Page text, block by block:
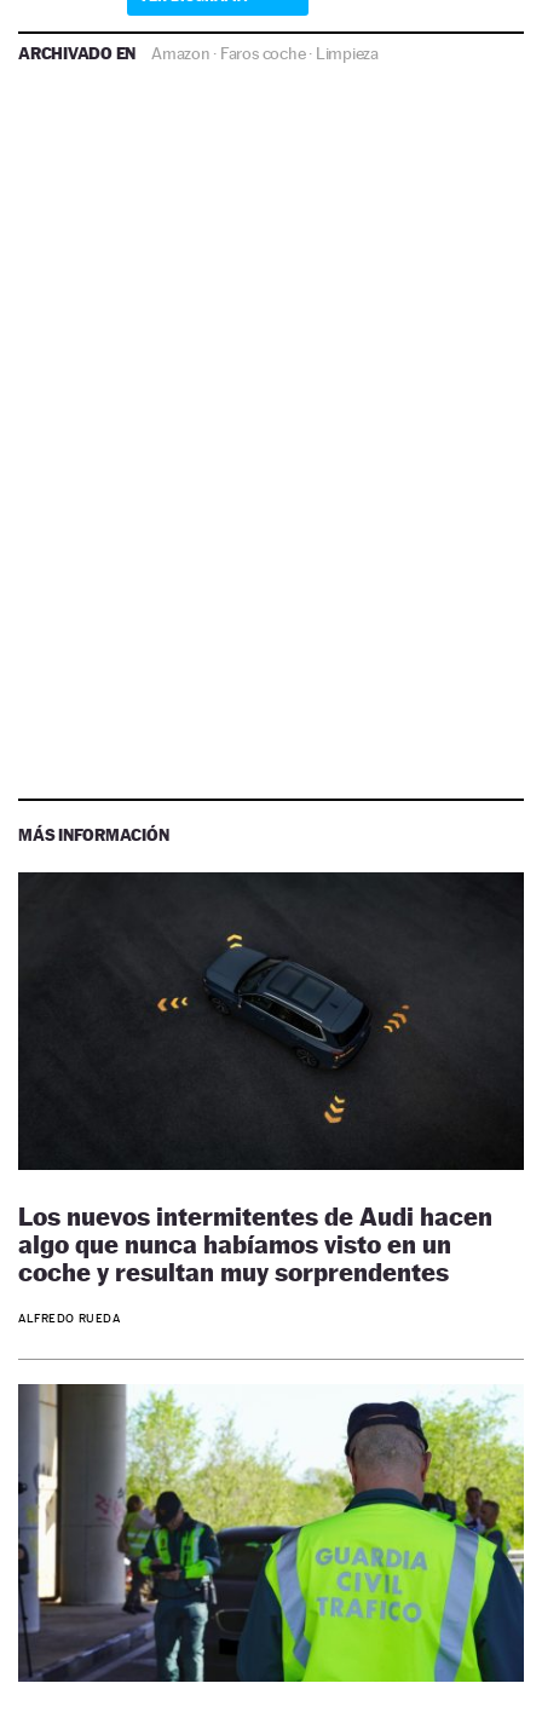
ARCHIVADO EN Amazon · Faros coche· Limpieza
MÁS INFORMACIÓN
Los nuevos intermitentes de Audi hacen
algo que nunca habíamos visto en un
coche y resultan muy sorprendentes
ALFREDO RUEDA